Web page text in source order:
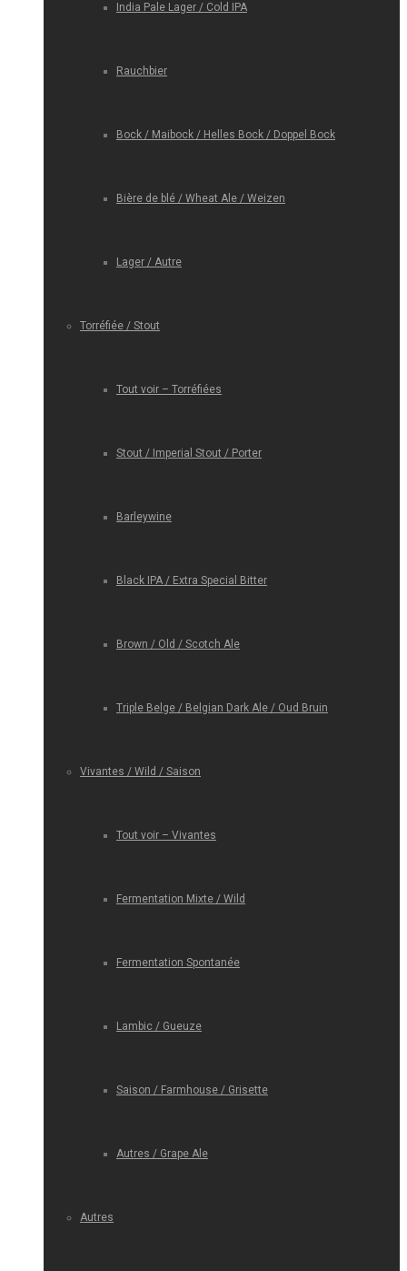
India Pale Lager / Cold IPA
Rauchbier
Bock / Maibock / Helles Bock / Doppel Bock
Bière de blé / Wheat Ale / Weizen
Lager / Autre
Torréfiée / Stout
Tout voir – Torréfiées
Stout / Imperial Stout / Porter
Barleywine
Black IPA / Extra Special Bitter
Brown / Old / Scotch Ale
Triple Belge / Belgian Dark Ale / Oud Bruin
Vivantes / Wild / Saison
Tout voir – Vivantes
Fermentation Mixte / Wild
Fermentation Spontanée
Lambic / Gueuze
Saison / Farmhouse / Grisette
Autres / Grape Ale
Autres